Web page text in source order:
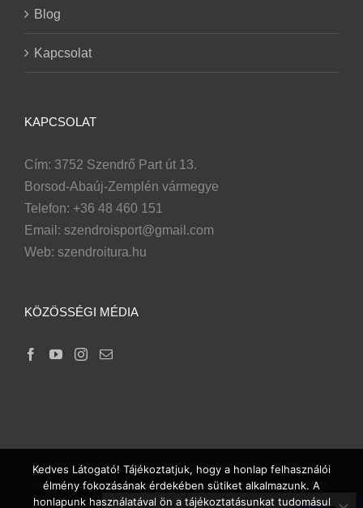
Blog
Kapcsolat
KAPCSOLAT
Cím: 3752 Szendrő Part út 13.
Borsod-Abaúj-Zemplén vármegye
Telefon: +36 48 460 151
Email: szendroisport@gmail.com
Web: szendroitura.hu
KÖZÖSSÉGI MÉDIA
© Szendrői Természetjáró Szakosztály2026 | JÓL JÁRSZ, HA
JÓT JÁRSZ!
Kedves Látogató! Tájékoztatjuk, hogy a honlap felhasználói
élmény fokozásának érdekében sütiket alkalmazunk. A
honlapunk használatával ön a tájékoztatásunkat tudomásul